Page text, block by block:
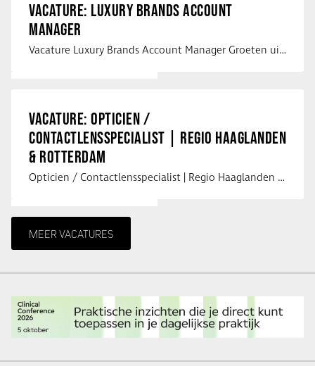
VACATURE: LUXURY BRANDS ACCOUNT
MANAGER
Vacature Luxury Brands Account Manager Groeten uit Spanje! Vanaf mijn …
VACATURE: OPTICIEN /
CONTACTLENSSPECIALIST | REGIO HAAGLANDEN
& ROTTERDAM
Opticien / Contactlensspecialist | Regio Haaglanden & Rotterdam Saludos uit …
MEER VACATURES